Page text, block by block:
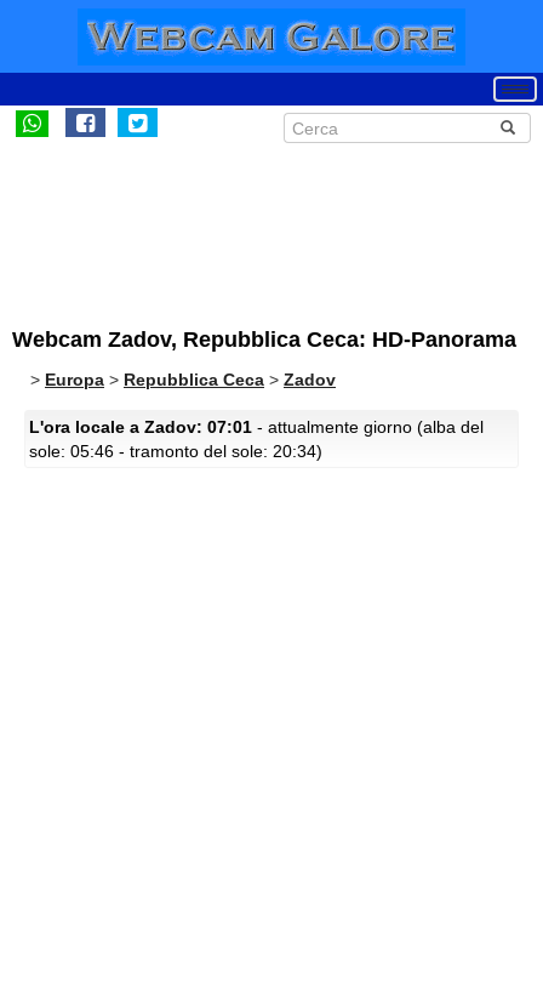
Webcam Zadov, Repubblica Ceca: HD-Panorama
> Europa > Repubblica Ceca > Zadov
L'ora locale a Zadov: 07:01 - attualmente giorno (alba del
sole: 05:46 - tramonto del sole: 20:34)